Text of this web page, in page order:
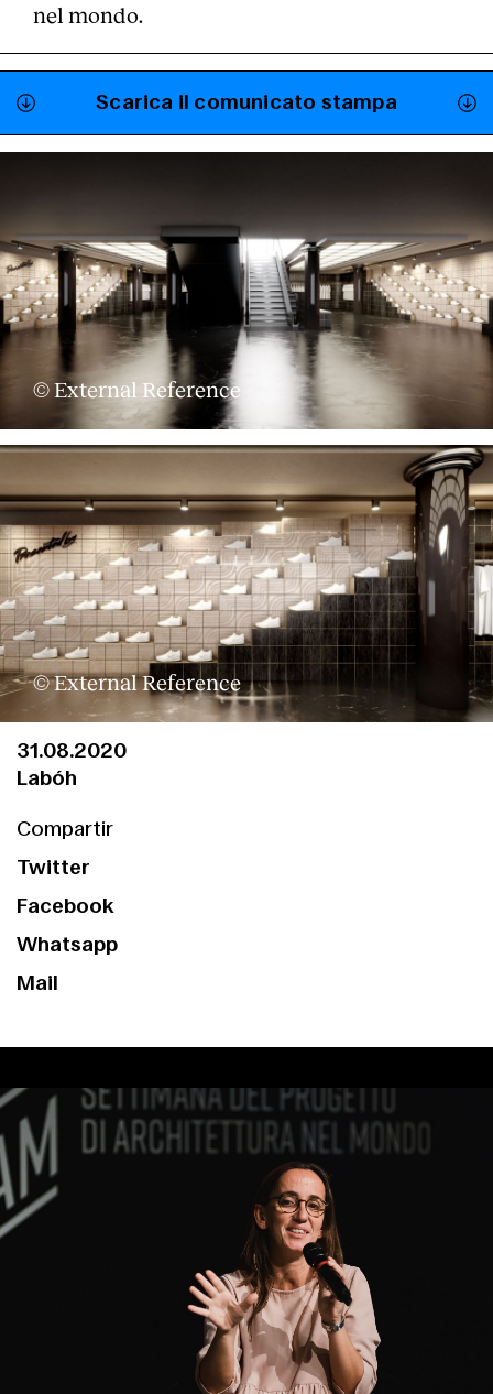
nel mondo.
Scarica il comunicato stampa
© External Reference
© External Reference
31.08.2020
Labóh
Compartir
Twitter
Facebook
Whatsapp
Mail